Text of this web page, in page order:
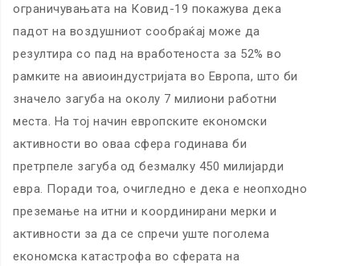
ограничувањата на Ковид-19 покажува дека
падот на воздушниот сообраќај може да
резултира со пад на вработеноста за 52% во
рамките на авиоиндустријата во Европа, што би
значело загуба на околу 7 милиони работни
места. На тој начин европските економски
активности во оваа сфера годинава би
претрпеле загуба од безмалку 450 милијарди
евра. Поради тоа, очигледно е дека е неопходно
преземање на итни и координирани мерки и
активности за да се спречи уште поголема
економска катастрофа во сферата на